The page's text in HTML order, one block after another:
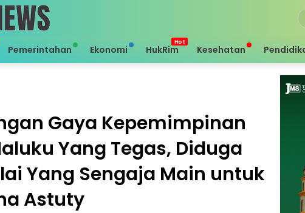
Pemerintahan Ekonomi HukRim Kesehatan
Gaya Kepemimpinan
Yang Tegas, Diduga
Yang Sengaja Main untuk
Astuty